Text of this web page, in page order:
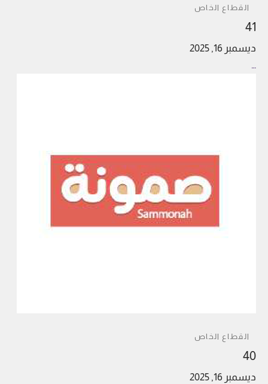
القطاع الخاص
41
ديسمبر 16, 2025
…
القطاع الخاص
40
ديسمبر 16, 2025